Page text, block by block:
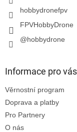
hobbydronefpv
FPVHobbyDrone
@hobbydrone
Informace pro vás
Věrnostní program
Doprava a platby
Pro Partnery
O nás